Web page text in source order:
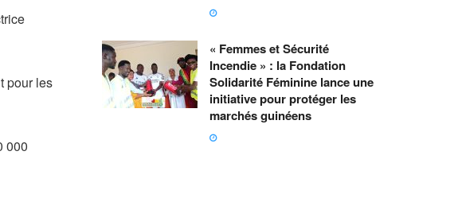
pour les
000
« Femmes et Sécurité
Incendie » : la Fondation
Solidarité Féminine lance une
initiative pour protéger les
marchés guinéens